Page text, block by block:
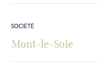
SOCIÉTÉ